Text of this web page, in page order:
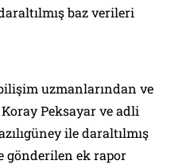
baz verileri
uzmanlarından ve
Peksayar ve adli
ile daraltılmış
gönderilen ek rapor